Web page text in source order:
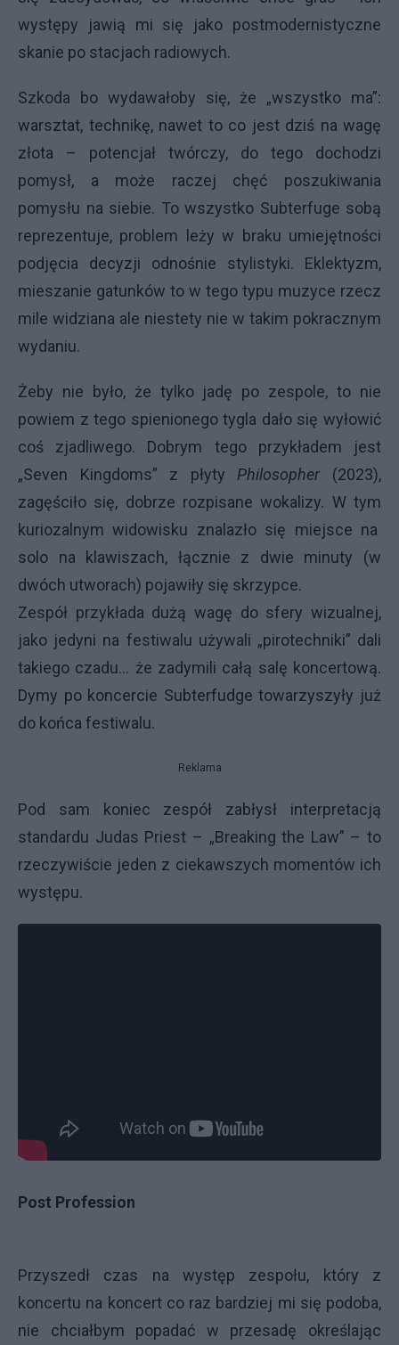
występy jawią mi się jako postmodernistyczne
skanie po stacjach radiowych.
Szkoda bo wydawałoby się, że „wszystko ma”:
warsztat, technikę, nawet to co jest dziś na wagę
złota – potencjał twórczy, do tego dochodzi
pomysł, a może raczej chęć poszukiwania
pomysłu na siebie. To wszystko Subterfuge sobą
reprezentuje, problem leży w braku umiejętności
podjęcia decyzji odnośnie stylistyki. Eklektyzm,
mieszanie gatunków to w tego typu muzyce rzecz
mile widziana ale niestety nie w takim pokracznym
wydaniu.
Żeby nie było, że tylko jadę po zespole, to nie
powiem z tego spienionego tygla dało się wyłowić
coś zjadliwego. Dobrym tego przykładem jest
„Seven Kingdoms” z płyty Philosopher (2023),
zagęściło się, dobrze rozpisane wokalizy. W tym
kuriozalnym widowisku znalazło się miejsce na
solo na klawiszach, łącznie z dwie minuty (w
dwóch utworach) pojawiły się skrzypce.
Zespół przykłada dużą wagę do sfery wizualnej,
jako jedyni na festiwalu używali „pirotechniki” dali
takiego czadu… że zadymili całą salę koncertową.
Dymy po koncercie Subterfudge towarzyszyły już
do końca festiwalu.
Reklama
Pod sam koniec zespół zabłysł interpretacją
standardu Judas Priest – „Breaking the Law” – to
rzeczywiście jeden z ciekawszych momentów ich
występu.
Post Profession
Przyszedł czas na występ zespołu, który z
koncertu na koncert co raz bardziej mi się podoba,
nie chciałbym popadać w przesadę określając